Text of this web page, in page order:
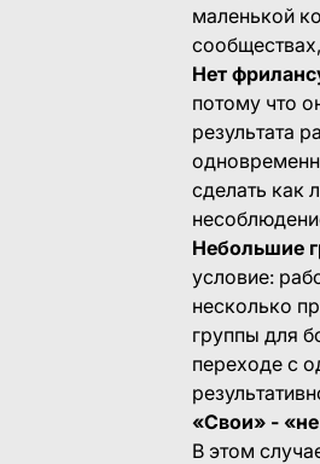
маленькой
Нет
потому что
результата
сделать как
Небольшие
условие:
несколько
группы для
переходе с
«Свои» -
В этом